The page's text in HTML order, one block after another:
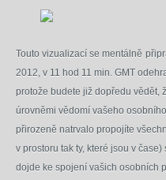
Touto vizualizací se mentálně
2012, v 11 hod 11 min. GMT
protože budete již dopředu vědět,
úrovněmi vědomí vašeho
přirozeně natrvalo propojíte
v prostoru tak ty, které jsou v
dojde ke spojení vašich osobních